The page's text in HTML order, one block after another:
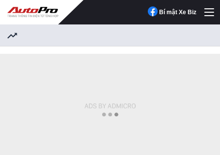
Bí mật Xe Biz